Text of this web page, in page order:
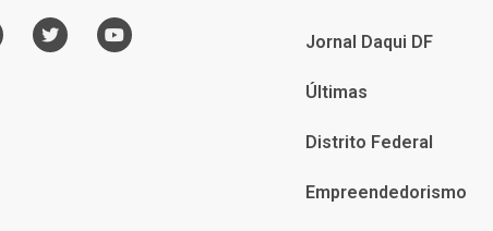
Jornal Daqui DF
Últimas
Distrito Federal
Empreendedorismo